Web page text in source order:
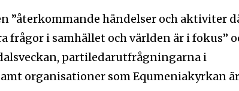
”återkommande händelser och aktiviter
frågor i samhället och världen är i fokus”
partiledarutfrågningarna i
organisationer som Equmeniakyrkan är